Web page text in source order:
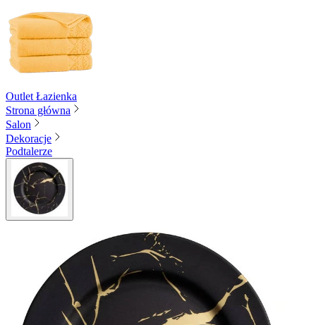
Outlet Łazienka
Strona główna
Salon
Dekoracje
Podtalerze